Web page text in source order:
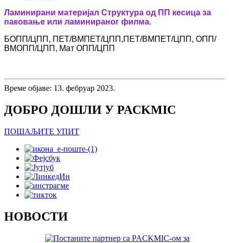
Ламинирани материјал Структура од ПП кесица за
паковање или ламинираног филма.
БОПП/ЦПП, ПЕТ/ВМПЕТ/ЦПП,ПЕТ/ВМПЕТ/ЦПП, ОПП/
ВМОПП/ЦПП, Мат ОПП/ЦПП
Време објаве: 13. фебруар 2023.
ДОБРО ДОШЛИ У PACKMIC
ПОШАЉИТЕ УПИТ
НОВОСТИ